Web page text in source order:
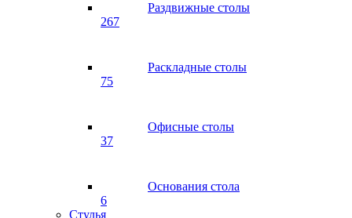
Раздвижные столы
267
Раскладные столы
75
Офисные столы
37
Основания стола
6
Стулья